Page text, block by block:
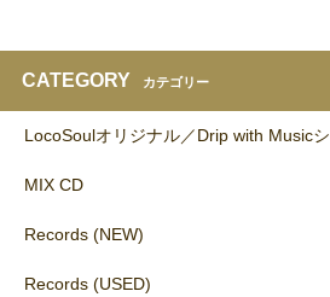
CATEGORY カテゴリー
LocoSoulオリジナル／Drip with Music
MIX CD
Records (NEW)
Records (USED)